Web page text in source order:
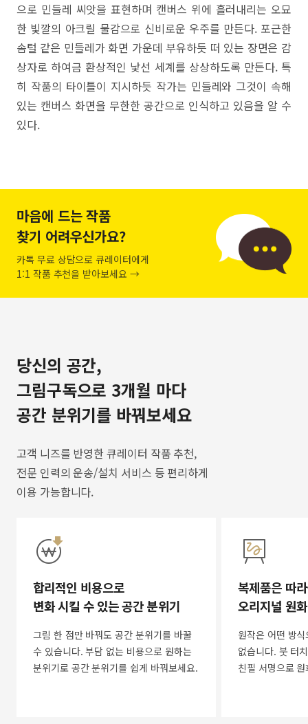
으로 민들레 씨앗을 표현하며 캔버스 위에 흘러내리는 오묘
한 빛깔의 아크릴 물감으로 신비로운 우주를 만든다. 포근한
솜털 같은 민들레가 화면 가운데 부유하듯 떠 있는 장면은 감
상자로 하여금 환상적인 낯선 세계를 상상하도록 만든다. 특
히 작품의 타이틀이 지시하듯 작가는 민들레와 그것이 속해
있는 캔버스 화면을 무한한 공간으로 인식하고 있음을 알 수
있다.
마음에 드는 작품
찾기 어려우신가요?
카톡 무료 상담으로 큐레이터에게
1:1 작품 추천을 받아보세요 →
당신의 공간,
그림구독으로 3개월 마다
공간 분위기를 바꿔보세요
고객 니즈를 반영한 큐레이터 작품 추천,
전문 인력의 운송/설치 서비스 등 편리하게
이용 가능합니다.
합리적인 비용으로
변화 시킬 수 있는 공간 분위기
그림 한 점만 바꿔도 공간 분위기를 바꿀
수 있습니다. 부담 없는 비용으로 원하는
분위기로 공간 분위기를 쉽게 바꿔보세요.
복제품은 따
오리지널 원
원작은 어떤 방
없습니다. 붓 터
친필 서명으로